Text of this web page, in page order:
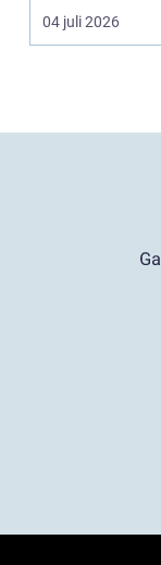
04 juli 2026